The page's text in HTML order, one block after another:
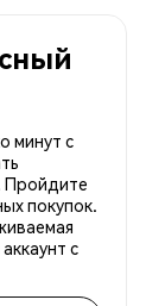
минут с
Пройдите
покупок.
с